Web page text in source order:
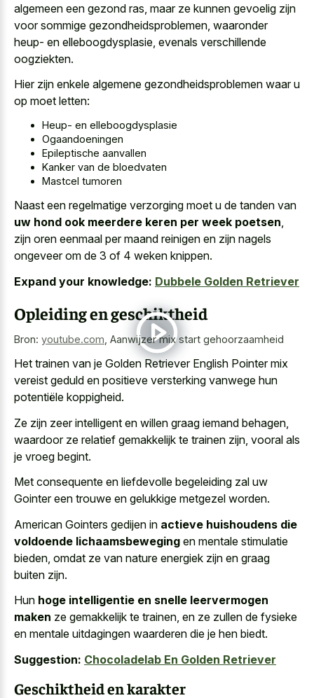
algemeen een gezond ras, maar ze kunnen gevoelig zijn
voor sommige gezondheidsproblemen, waaronder
heup- en elleboogdysplasie, evenals verschillende
oogziekten.
Hier zijn enkele algemene gezondheidsproblemen waar u
op moet letten:
Heup- en elleboogdysplasie
Ogaandoeningen
Epileptische aanvallen
Kanker van de bloedvaten
Mastcel tumoren
Naast een regelmatige verzorging moet u de tanden van
uw hond ook meerdere keren per week poetsen,
zijn oren eenmaal per maand reinigen en zijn nagels
ongeveer om de 3 of 4 weken knippen.
Expand your knowledge: Dubbele Golden Retriever
Opleiding en geschiktheid
Bron: youtube.com Aanwijzer mix start gehoorzaamheid
Het trainen van je Golden Retriever English Pointer mix
vereist geduld en positieve versterking vanwege hun
potentiële koppigheid.
Ze zijn zeer intelligent en willen graag iemand behagen,
waardoor ze relatief gemakkelijk te trainen zijn, vooral als
je vroeg begint.
Met consequente en liefdevolle begeleiding zal uw
Gointer een trouwe en gelukkige metgezel worden.
American Gointers gedijen in actieve huishoudens die
voldoende lichaamsbeweging en mentale stimulatie
bieden, omdat ze van nature energiek zijn en graag
buiten zijn.
Hun hoge intelligentie en snelle leervermogen
maken ze gemakkelijk te trainen, en ze zullen de fysieke
en mentale uitdagingen waarderen die je hen biedt.
Suggestion: Chocoladelab En Golden Retriever
Geschiktheid en karakter